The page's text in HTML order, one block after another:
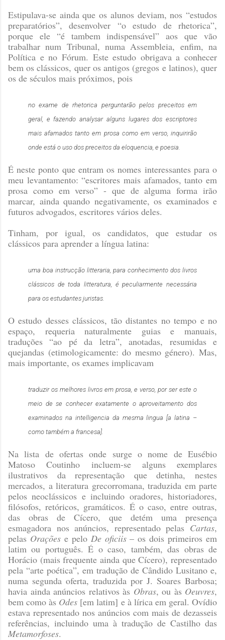
Estipulava-se ainda que os alunos deviam, nos “estudos
preparatórios”, desenvolver “o estudo de rhetorica”,
porque ele “é tambem indispensável” aos que vão
trabalhar num Tribunal, numa Assembleia, enfim, na
Política e no Fórum. Este estudo obrigava a conhecer
bem os clássicos, quer os antigos (gregos e latinos), quer
os de séculos mais próximos, pois
no exame de rhetorica perguntarão pelos preceitos em
geral, e fazendo analysar alguns lugares dos escriptores
mais afamados tanto em prosa como em verso, inquirirão
onde está o uso dos preceitos da eloquencia, e poesia.
É neste ponto que entram os nomes interessantes para o
meu levantamento: “escritores mais afamados, tanto em
prosa como em verso” - que de alguma forma irão
marcar, ainda quando negativamente, os examinados e
futuros advogados, escritores vários deles.
Tinham, por igual, os candidatos, que estudar os
clássicos para aprender a língua latina:
uma boa instrucção litteraria, para conhecimento dos livros
clássicos de toda litteratura, é peculiarmente necessária
para os estudantes juristas.
O estudo desses clássicos, tão distantes no tempo e no
espaço, requeria naturalmente guias e manuais,
traduções “ao pé da letra”, anotadas, resumidas e
quejandas (etimologicamente: do mesmo género). Mas,
mais importante, os exames implicavam
traduzir os melhores livros em prosa, e verso, por ser este o
meio de se conhecer exatamente o aproveitamento dos
examinados na intelligencia da mesma lingua [a latina –
como também a francesa].
Na lista de ofertas onde surge o nome de Eusébio
Matoso Coutinho incluem-se alguns exemplares
ilustrativos da representação que detinha, nestes
mercados, a literatura grecorromana, traduzida em parte
pelos neoclássicos e incluindo oradores, historiadores,
filósofos, retóricos, gramáticos. É o caso, entre outras,
das obras de Cícero, que detém uma presença
esmagadora nos anúncios, representado pelas Cartas,
pelas Oraçõese pelo De oficiis– os dois primeiros em
latim ou português. É o caso, também, das obras de
Horácio (mais frequente ainda que Cícero), representado
pela “arte poética”, em tradução de Cândido Lusitano e,
numa segunda oferta, traduzida por J. Soares Barbosa;
havia ainda anúncios relativos às Obras, ou às Oeuvres,
bem como às Odes [em latim] e à lírica em geral. Ovídio
estava representado nos anúncios com mais de dezasseis
referências, incluindo uma à tradução de Castilho das
Metamorfoses.